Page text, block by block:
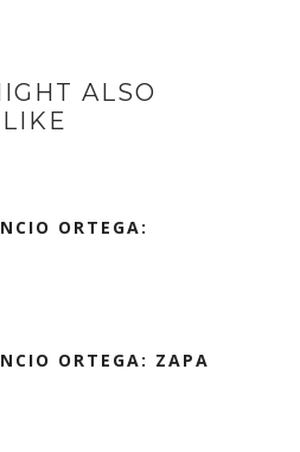
ALSO
LIKE
ORTEGA:
ORTEGA: ZAPA